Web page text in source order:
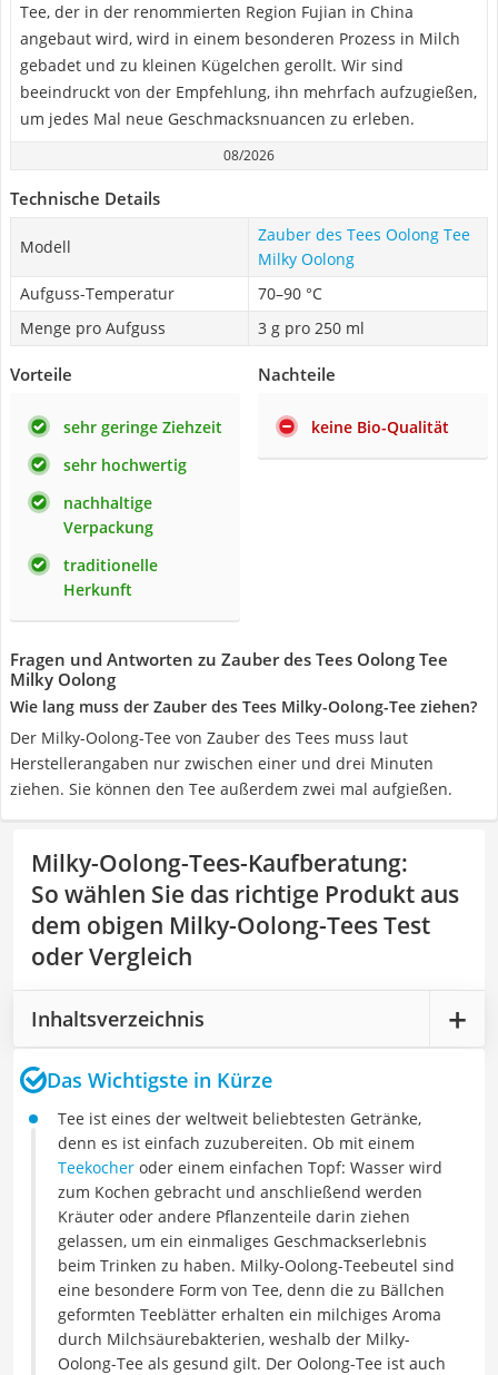
Tee, der in der renommierten Region Fujian in China
angebaut wird, wird in einem besonderen Prozess in Milch
gebadet und zu kleinen Kügelchen gerollt. Wir sind
beeindruckt von der Empfehlung, ihn mehrfach aufzugießen,
um jedes Mal neue Geschmacksnuancen zu erleben.
08/2026
Technische Details
Modell
Zauber des Tees Oolong Tee
Milky Oolong
Aufguss-Temperatur
70–90 °C
Menge pro Aufguss
3 g pro 250 ml
Vorteile
sehr geringe Ziehzeit
sehr hochwertig
nachhaltige
Verpackung
traditionelle
Herkunft
Nachteile
keine Bio-Qualität
Fragen und Antworten zu Zauber des Tees Oolong Tee
Milky Oolong
Wie lang muss der Zauber des Tees Milky-Oolong-Tee ziehen?
Der Milky-Oolong-Tee von Zauber des Tees muss laut
Herstellerangaben nur zwischen einer und drei Minuten
ziehen. Sie können den Tee außerdem zwei mal aufgießen.
Milky-Oolong-Tees-Kaufberatung:
So wählen Sie das richtige Produkt aus
dem obigen Milky-Oolong-Tees Test
oder Vergleich
Inhaltsverzeichnis
Das Wichtigste in Kürze
Tee ist eines der weltweit beliebtesten Getränke,
denn es ist einfach zuzubereiten. Ob mit einem
Teekocher oder einem einfachen Topf: Wasser wird
zum Kochen gebracht und anschließend werden
Kräuter oder andere Pflanzenteile darin ziehen
gelassen, um ein einmaliges Geschmackserlebnis
beim Trinken zu haben. Milky-Oolong-Teebeutel sind
eine besondere Form von Tee, denn die zu Bällchen
geformten Teeblätter erhalten ein milchiges Aroma
durch Milchsäurebakterien, weshalb der Milky-
Oolong-Tee als gesund gilt. Der Oolong-Tee ist auch